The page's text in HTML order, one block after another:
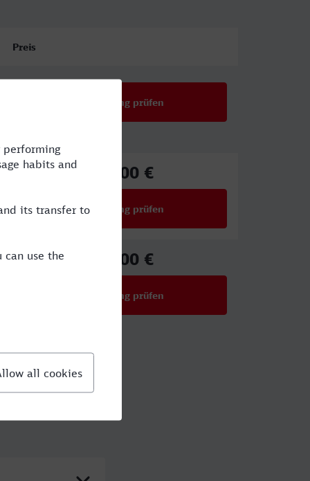
Preis
Verbindung prüfen
12,00 €
Verbindung prüfen
12,00 €
Verbindung prüfen